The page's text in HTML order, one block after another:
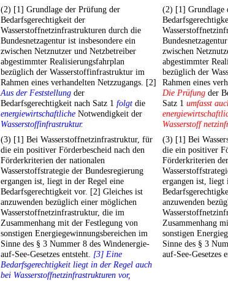
(2) [1] Grundlage der Prüfung der
Bedarfsgerechtigkeit der
Wasserstoffnetzinfrastrukturen durch die
Bundesnetzagentur ist insbesondere ein
zwischen Netznutzer und Netzbetreiber
abgestimmter Realisierungsfahrplan
bezüglich der Wasserstoffinfrastruktur im
Rahmen eines verhandelten Netzzugangs. [2]
Aus der Feststellung der
Bedarfsgerechtigkeit nach Satz 1 folgt die
energiewirtschaftliche Notwendigkeit der
Wasserstoffinfrastruktur.
(2) [1] Grundlage
zwischen
abgestimmter
bezüglich der
Rahmen eines
Die Prüfung der
Satz 1 umfasst
Wasserstoff
(3) [1] Bei Wasserstoffnetzinfrastruktur, für
die ein positiver Förderbescheid nach den
Förderkriterien der nationalen
Wasserstoffstrategie der Bundesregierung
ergangen ist, liegt in der Regel eine
Bedarfsgerechtigkeit vor. [2] Gleiches ist
anzuwenden bezüglich einer möglichen
Wasserstoffnetzinfrastruktur, die im
Zusammenhang mit der Festlegung von
sonstigen Energiegewinnungsbereichen im
Sinne des § 3 Nummer 8 des Windenergie-
auf-See-Gesetzes entsteht. [3] Eine
Bedarfsgerechtigkeit liegt in der Regel auch
bei Wasserstoffnetzinfrastrukturen vor,
(3) [1] Bei
die ein positiver
Förderkriterien
ergangen ist, liegt
anzuwenden
Zusammenhang
sonstigen
Sinne des § 3
auf-See-Gesetzes